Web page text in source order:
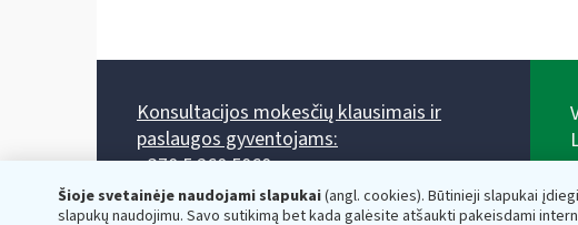
Šioje svetainėje naudojami slapukai(angl. cookies). Būtinieji slapukai
slapukų naudojimu. Savo sutikimą bet kada galėsite atšaukti pakeisdami
Konsultacijos mokesčių klausimais ir
paslaugos gyventojams:
+370 5 260 5060
Darbo laikas: I-IV 8.00-17.00, V 8.00-15.45.
Prieššventinę dieną - viena valanda trumpiau.